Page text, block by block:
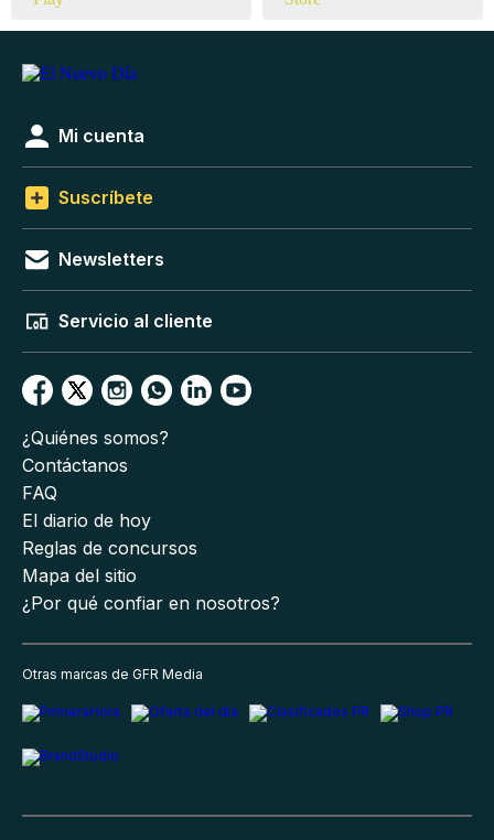
Mi cuenta
Suscríbete
Newsletters
Servicio al cliente
¿Quiénes somos?
Contáctanos
FAQ
El diario de hoy
Reglas de concursos
Mapa del sitio
¿Por qué confiar en nosotros?
Otras marcas de GFR Media